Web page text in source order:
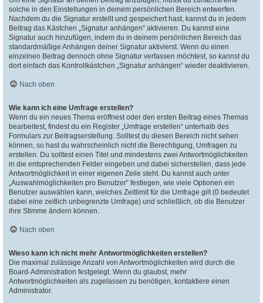
solche in den Einstellungen in deinem persönlichen Bereich entwerfen.
Nachdem du die Signatur erstellt und gespeichert hast, kannst du in jedem
Beitrag das Kästchen „Signatur anhängen“ aktivieren. Du kannst eine
Signatur auch hinzufügen, indem du in deinem persönlichen Bereich das
standardmäßige Anhängen deiner Signatur aktivierst. Wenn du einen
einzelnen Beitrag dennoch ohne Signatur verfassen möchtest, so kannst du
dort einfach das Kontrollkästchen „Signatur anhängen“ wieder deaktivieren.
Nach oben
Wie kann ich eine Umfrage erstellen?
Wenn du ein neues Thema eröffnest oder den ersten Beitrag eines Themas
bearbeitest, findest du ein Register „Umfrage erstellen“ unterhalb des
Formulars zur Beitragserstellung. Solltest du diesen Bereich nicht sehen
können, so hast du wahrscheinlich nicht die Berechtigung, Umfragen zu
erstellen. Du solltest einen Titel und mindestens zwei Antwortmöglichkeiten
in die entsprechenden Felder eingeben und dabei sicherstellen, dass jede
Antwortmöglichkeit in einer eigenen Zeile steht. Du kannst auch unter
„Auswahlmöglichkeiten pro Benutzer“ festlegen, wie viele Optionen ein
Benutzer auswählen kann, welches Zeitlimit für die Umfrage gilt (0 bedeutet
dabei eine zeitlich unbegrenzte Umfrage) und schließlich, ob die Benutzer
ihre Stimme ändern können.
Nach oben
Wieso kann ich nicht mehr Antwortmöglichkeiten erstellen?
Die maximal zulässige Anzahl von Antwortmöglichkeiten wird durch die
Board-Administration festgelegt. Wenn du glaubst, mehr
Antwortmöglichkeiten als zugelassen zu benötigen, kontaktiere einen
Administrator.